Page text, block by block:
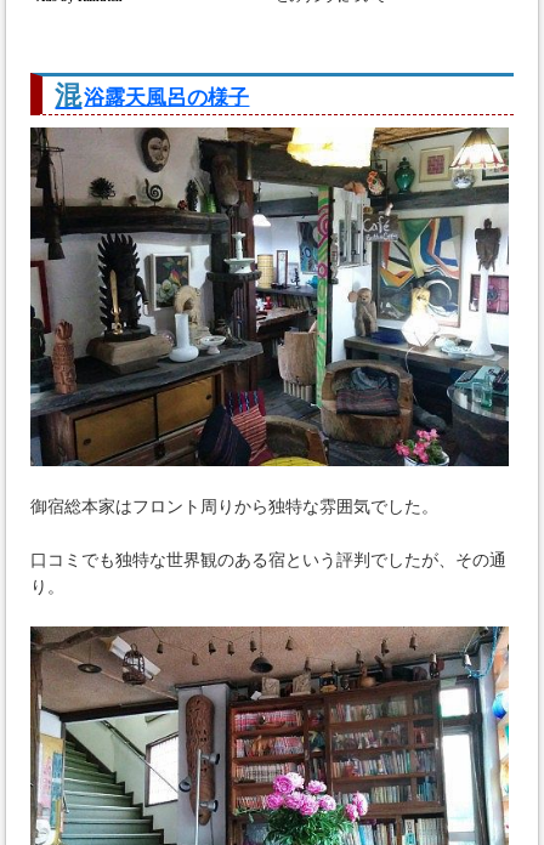
混浴露天風呂の様子
御宿総本家はフロント周りから独特な雰囲気でした。
口コミでも独特な世界観のある宿という評判でしたが、その通
り。